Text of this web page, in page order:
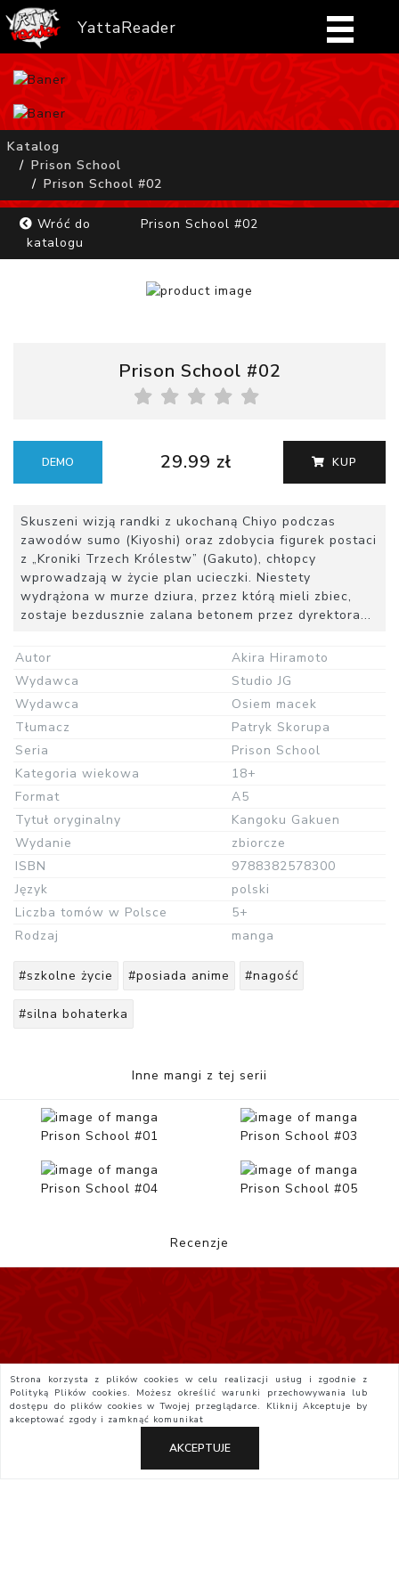
YattaReader
Home
FAQ
Mangi
Katalog
Prison School
Prison School #02
Wróć do
katalogu
Prison School #02
Prison School #02
DEMO 29.99 zł KUP
Skuszeni wizją randki z ukochaną Chiyo podczas
zawodów sumo (Kiyoshi) oraz zdobycia figurek postaci
z „Kroniki Trzech Królestw” (Gakuto), chłopcy
wprowadzają w życie plan ucieczki. Niestety
wydrążona w murze dziura, przez którą mieli zbiec,
zostaje bezdusznie zalana betonem przez dyrektora...
Autor
Akira Hiramoto
Wydawca
Studio JG
Wydawca
Osiem macek
Tłumacz
Patryk Skorupa
Seria
Prison School
Kategoria wiekowa
18+
Format
A5
Tytuł oryginalny
Kangoku Gakuen
Wydanie
zbiorcze
ISBN
9788382578300
Język
polski
Liczba tomów w Polsce
5+
Rodzaj
manga
#szkolne życie #posiada anime #nagość
#silna bohaterka
Inne mangi z tej serii
Prison School #01 Prison School #03
Prison School #04 Prison School #05
Recenzje
Strona korzysta z plików cookies w celu realizacji usług i zgodnie z
Polityką Plików cookies. Możesz określić warunki przechowywania lub
dostępu do plików cookies w Twojej przeglądarce. KliknijAkceptuje by
akceptować zgody i zamknąć komunikat
AKCEPTUJE